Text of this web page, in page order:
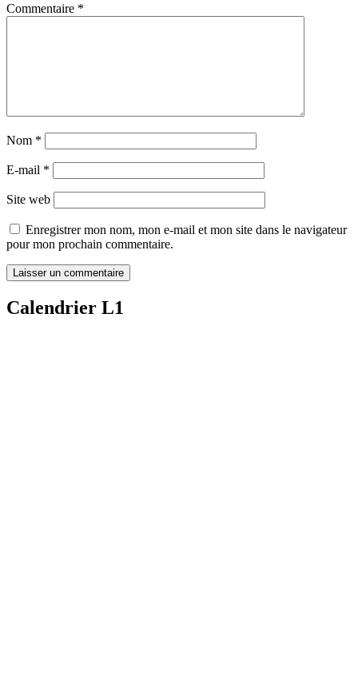
Commentaire *
Nom *
E-mail *
Site web
Enregistrer mon nom, mon e-mail et mon site dans le navigateur
pour mon prochain commentaire.
Calendrier L1